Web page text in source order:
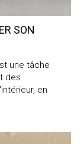
SON
une tâche
des
en
espaces